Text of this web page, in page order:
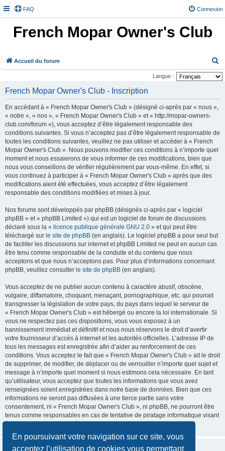
En poursuivant votre navigation sur ce site, vous
acceptez l’utilisation de cookies vous permettant
FAQ Connexion
French Mopar Owner's Club
Accueil du forum
e
Langue :
French Mopar Owner's Club - Inscription
En accédant à « French Mopar Owner's Club » (désigné ci-après par « nous »,
« notre », « nos », « French Mopar Owner's Club » et « http://mopar-owners-
club.com/forum »), vous acceptez d’être légalement responsable des
conditions suivantes. Si vous n’acceptez pas d’être légalement responsable de
toutes les conditions suivantes, veuillez ne pas utiliser et accéder à « French
Mopar Owner's Club ». Nous pouvons modifier ces conditions à n’importe quel
moment et nous essaierons de vous informer de ces modifications, bien que
nous vous conseillons de vérifier régulièrement par vous-même. En effet, si
vous continuez à participer à « French Mopar Owner's Club » après que des
modifications aient été effectuées, vous acceptez d’être légalement
responsable des conditions modifiées et mises à jour.
Nos forums sont développés par phpBB (désignés ci-après par « logiciel
phpBB » et « phpBB Limited ») qui est un logiciel de forum de discussions
déclaré sous la « licence publique générale GNU 2.0 » et qui peut être
téléchargé sur le site de phpBB (en anglais). Le logiciel phpBB a pour seul but
de faciliter les discussions sur internet et phpBB Limited ne peut en aucun cas
être tenu comme responsable de la conduite et du contenu que nous
acceptons et que nous n’acceptons pas. Pour plus d’informations concernant
phpBB, veuillez consulter le site de phpBB (en anglais).
Vous acceptez de ne publier aucun contenu à caractère abusif, obscène,
vulgaire, diffamatoire, choquant, menaçant, pornographique, etc. qui pourrait
transgresser la législation de votre pays, du pays dans lequel le serveur de
« French Mopar Owner's Club » est hébergé ou encore la loi internationale. Si
vous ne respectez pas ces dispositions, vous vous exposez à un
bannissement immédiat et définitif et nous nous réservons le droit d’avertir
votre fournisseur d’accès à internet et les autorités officielles. L’adresse IP de
tous les messages est enregistrée afin d’aider au renforcement de ces
conditions. Vous acceptez le fait que « French Mopar Owner's Club » ait le droit
de supprimer, de modifier, de déplacer ou de verrouiller n’importe quel sujet et
message à n’importe quel moment si nous estimons cela nécessaire. En tant
qu’utilisateur, vous acceptez que toutes les informations que vous avez
renseignées soient enregistrées dans notre base de données. Bien que ces
informations ne seront pas diffusées à une tierce partie sans votre
consentement, ni « French Mopar Owner's Club », ni phpBB, ne pourront être
tenus comme responsables en cas de tentative de piratage informatique visant